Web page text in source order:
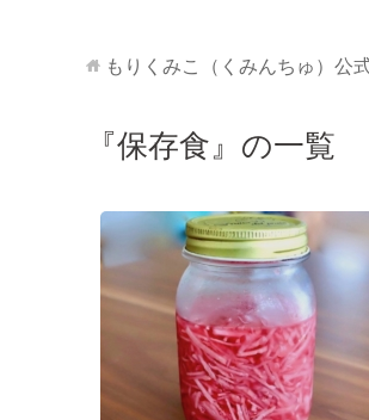
もりくみこ（くみんちゅ）公
『保存食』の一覧